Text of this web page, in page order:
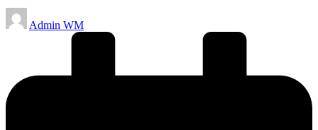
Posted
by
Admin WM